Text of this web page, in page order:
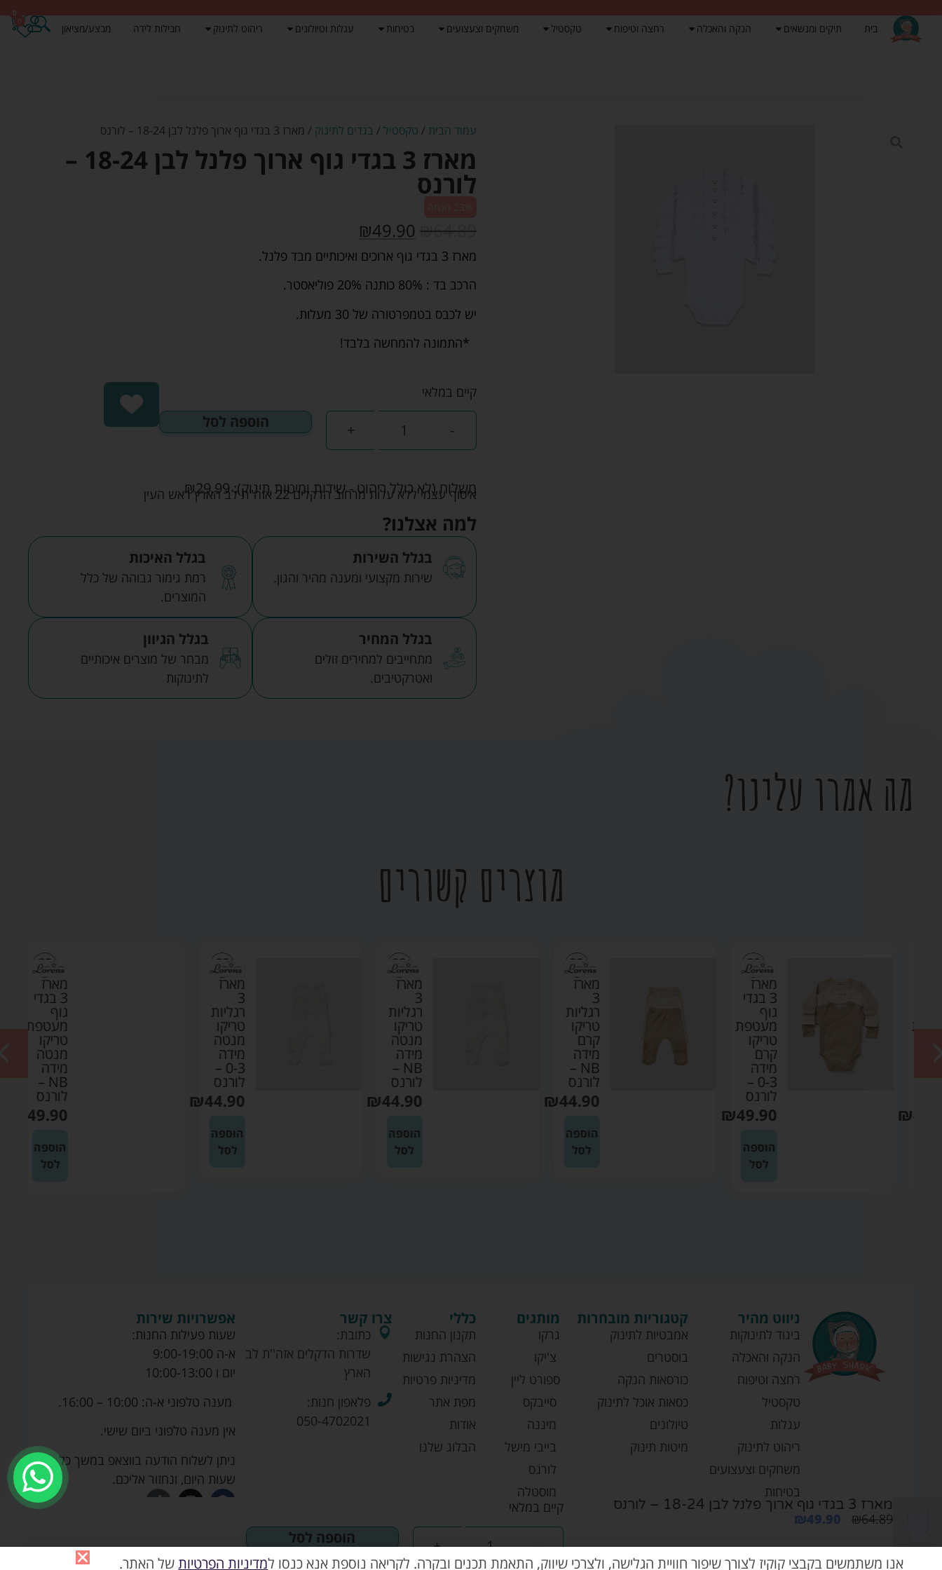
בית תיקים ומנשאים הנקה והאכלה רחצה וטיפוח טקסטיל משחקים וצעצועים בטיחות עגלות וטיולונים ריהוט לתינוק חבילות לידה מבצע/מציאון
0
עמוד הבית / טקסטיל / בגדים לתינוק / מארז 3 בגדי גוף ארוך פלנל לבן 18-24 – לורנס
מארז 3 בגדי גוף ארוך פלנל לבן 18-24 –
לורנס
₪64.89
₪49.90
מארז 3 בגדי גוף ארוכים ואיכותיים מבד פלנל.
הרכב בד : 80% כותנה 20% פוליאסטר.
יש לכבס בטמפרטורה של 30 מעלות.
*התמונה להמחשה בלבד!
קיים במלאי
-
+ הוספה לסל
משלוח (לא כולל ריהוט - שידות ומיטות תינוק): ₪29.99 איסוף עצמי ללא עלות מרחוב הדקלים 22 אזה"ת לב הארץ ראש העין
למה אצלנו?
בגלל השירות
שירות מקצועי ומענה מהיר והגון.
בגלל האיכות
רמת גימור גבוהה של כלל
המוצרים.
בגלל המחיר
מתחייבים למחירים זולים
ואטרקטיבים.
בגלל הגיוון
מבחר של מוצרים איכותיים
לתינוקות
מה אמרו עלינו?
מוצרים קשורים
₪
מארז
3 בגדי
גוף
מעטפת
טריקו
קרם
מידה
0-3 –
לורנס
₪49.90
הוספה
לסל
מארז
רגליות
טריקו
קרם
מידה
NB –
לורנס
₪44.90
הוספה
לסל
מארז
רגליות
טריקו
מנטה
מידה
NB –
לורנס
₪44.90
הוספה
לסל
מארז
רגליות
טריקו
מנטה
מידה
0-3 –
לורנס
₪44.90
הוספה
לסל
מארז
3 בגדי
גוף
מעטפת
טריקו
מנטה
מידה
NB –
לורנס
₪49.90
הוספה
לסל
מארז 3 בגדי גוף ארוך פלנל לבן 18-24 – לורנס
₪64.89
₪49.90
קיים במלאי
-
+ הוספה לסל
ניווט מהיר
ביגוד לתינוקות
הנקה והאכלה
רחצה וטיפוח
טקסטיל
עגלות
ריהוט לתינוק
משחקים וצעצועים
בטיחות
קטגוריות מובחרות
אמבטיות לתינוק
בוסטרים
כורסאות הנקה
כסאות אוכל לתינוק
טיולונים
מיטות תינוק
מותגים
גרקו
צ'יקו
ספורט ליין
סייבקס
מיננה
בייבי מישל
לורנס
מוסטלה
אוונט
כללי
תקנון החנות
הצהרת נגישות
מדיניות פרטיות
מפת אתר
אודות
הבלוג שלנו
צרו קשר
כתובת:
שדרות הדקלים אזה''ת לב
הארץ
פלאפון חנות:
050-4702021
אפשרויות שירות
שעות פעילות החנות:
א-ה 9:00-19:00
יום ו 10:00-13:00
מענה טלפוני א-ה: 10:00 – 16:00.
אין מענה טלפוני ביום שישי.
ניתן לשלוח הודעה בווצאפ במשך כל
שעות היום, ונחזור אליכם.
אנו משתמשים בקבצי קוקיז לצורך שיפור חוויית הגלישה, ולצרכי שיווק, התאמת תכנים ובקרה. לקריאה נוספת אנא כנסו למדיניות הפרטיותשל האתר.